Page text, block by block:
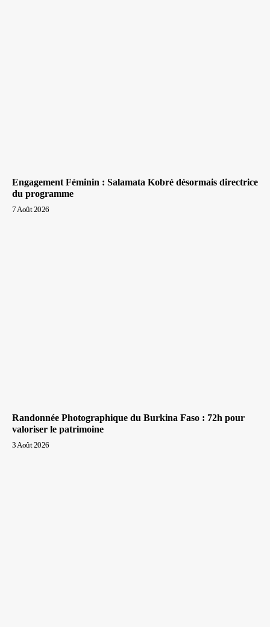
Engagement Féminin : Salamata Kobré désormais directrice
du programme
7 Août 2026
Randonnée Photographique du Burkina Faso : 72h pour
valoriser le patrimoine
3 Août 2026